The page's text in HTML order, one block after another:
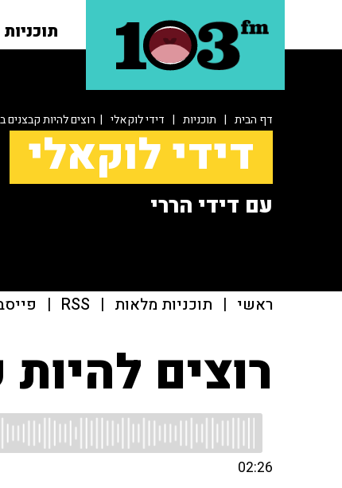
תוכניות
דף הבית | תוכניות | דידי לוקאלי | רוצים להיות
דידי לוקאלי
עם דידי הררי
ראשי | תוכניות מלאות |
RSS
|
רוצים
02:26